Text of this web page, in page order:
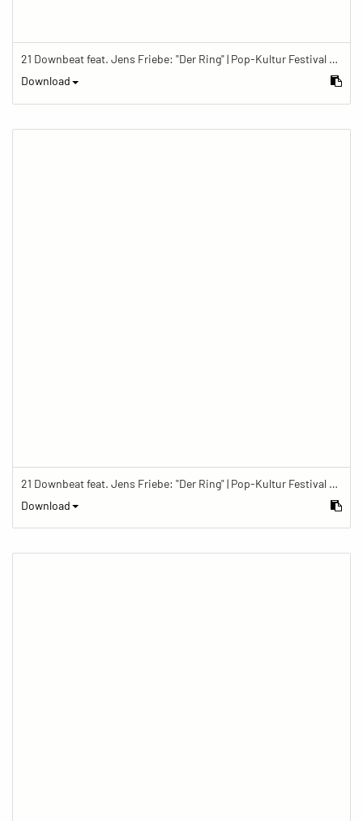
21 Downbeat feat. Jens Friebe: "Der Ring" | Pop-Kultur Festival 2019
Download
21 Downbeat feat. Jens Friebe: "Der Ring" | Pop-Kultur Festival 2019
Download